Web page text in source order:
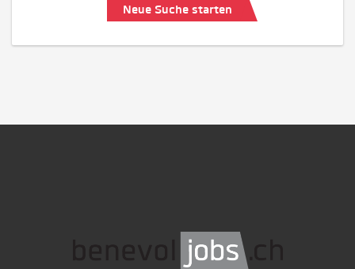
Neue Suche starten